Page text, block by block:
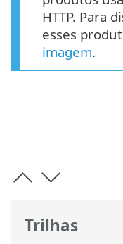
Trilhas
HTTP. Para
esses
imagem.